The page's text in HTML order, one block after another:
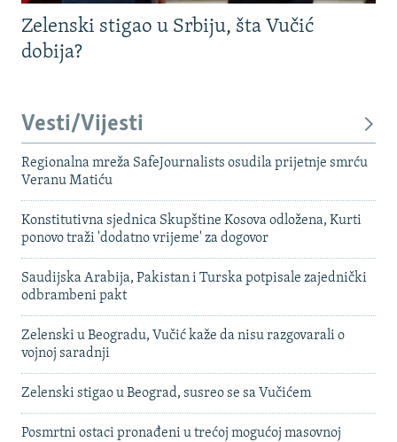
Zelenski stigao u Srbiju, šta Vučić
dobija?
Vesti/Vijesti
Regionalna mreža SafeJournalists osudila prijetnje smrću
Veranu Matiću
Konstitutivna sjednica Skupštine Kosova odložena, Kurti
ponovo traži 'dodatno vrijeme' za dogovor
Saudijska Arabija, Pakistan i Turska potpisale zajednički
odbrambeni pakt
Zelenski u Beogradu, Vučić kaže da nisu razgovarali o
vojnoj saradnji
Zelenski stigao u Beograd, susreo se sa Vučićem
Posmrtni ostaci pronađeni u trećoj mogućoj masovnoj